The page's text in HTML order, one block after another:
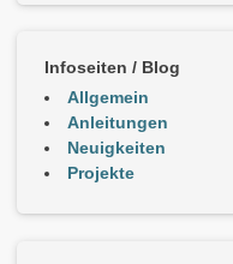
Infoseiten / Blog
Allgemein
Anleitungen
Neuigkeiten
Projekte